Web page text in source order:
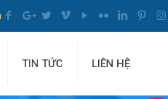
TIN TỨC LIÊN HỆ